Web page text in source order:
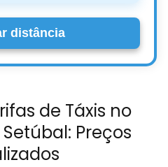
distância
de Táxis no
Preços